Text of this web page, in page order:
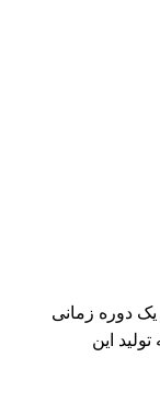
دوره زمانی
این